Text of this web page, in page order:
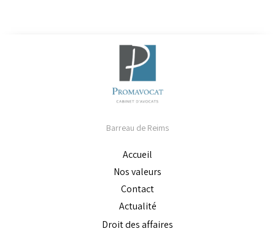
Barreau de Reims
Accueil
Nos valeurs
Contact
Actualité
Droit des affaires